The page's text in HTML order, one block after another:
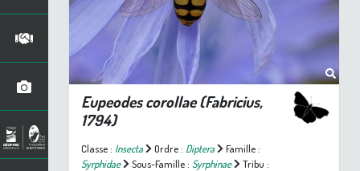
Eupeodes corollae(Fabricius,
1794)
Classe : Insecta Ordre : Diptera
Famille :
Syrphidae
Sous-Famille : Syrphinae
Tribu :